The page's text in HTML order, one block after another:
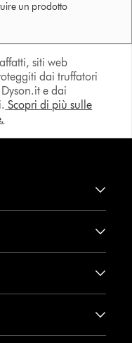
un prodotto
siti web
dai truffatori
e dai
Scopri di più sulle